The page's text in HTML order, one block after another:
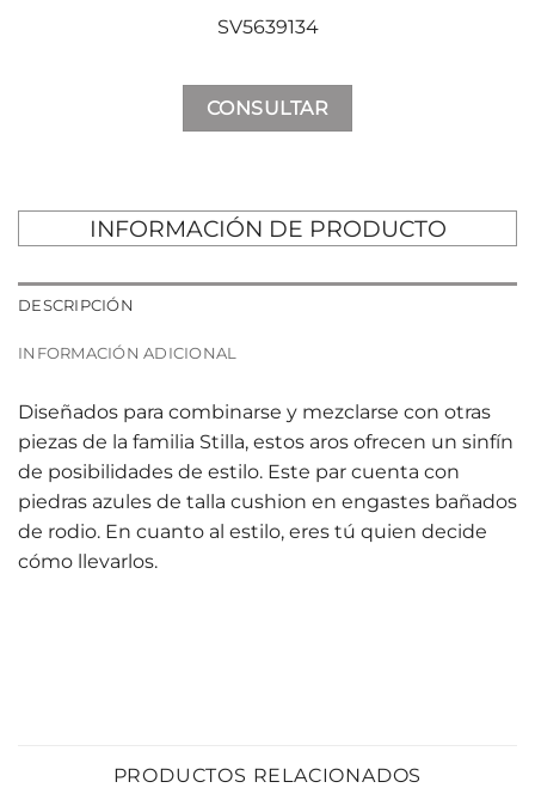
SV5639134
CONSULTAR
INFORMACIÓN DE PRODUCTO
DESCRIPCIÓN
INFORMACIÓN ADICIONAL
Diseñados para combinarse y mezclarse con otras
piezas de la familia Stilla, estos aros ofrecen un sinfín
de posibilidades de estilo. Este par cuenta con
piedras azules de talla cushion en engastes bañados
de rodio. En cuanto al estilo, eres tú quien decide
cómo llevarlos.
PRODUCTOS RELACIONADOS